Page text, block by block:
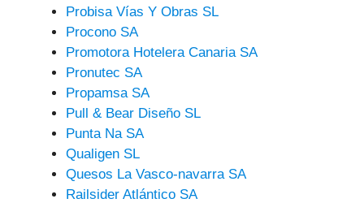
Probisa Vías Y Obras SL
Procono SA
Promotora Hotelera Canaria SA
Pronutec SA
Propamsa SA
Pull & Bear Diseño SL
Punta Na SA
Qualigen SL
Quesos La Vasco-navarra SA
Railsider Atlántico SA